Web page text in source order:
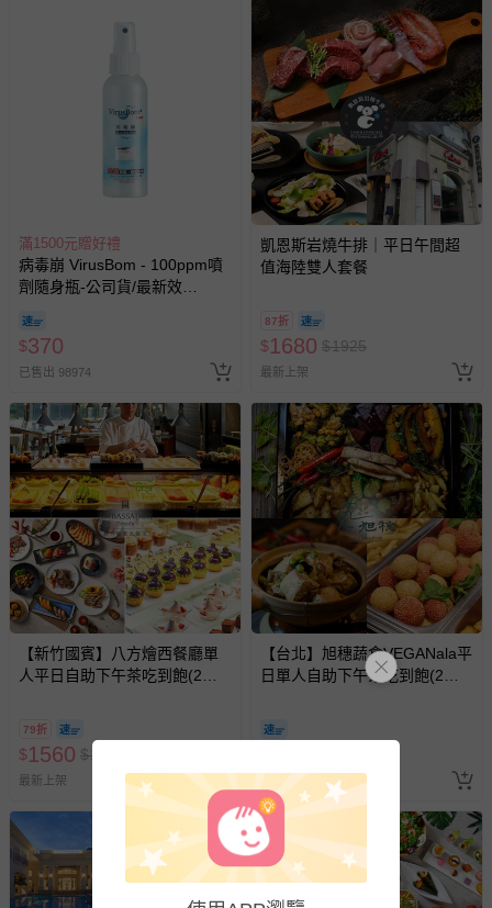
滿1500元贈好禮
病毒崩 VirusBom - 100ppm噴
劑隨身瓶-公司貨/最新效
$370
已售出 98974
凱恩斯岩燒牛排｜平日午間超
值海陸雙人套餐
87折
$1680 $1925
最新上架
【新竹國賓】八方燴西餐廳單
人平日自助下午茶吃到飽(2張
79折
$1560 $1980
最新上架
【台北】旭穗蔬食VEGANala平
日單人自助下午茶吃到飽(2張